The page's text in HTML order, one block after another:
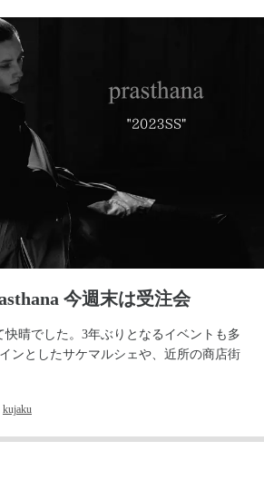
今週末は受注会
快晴でした。3年ぶりとなるイベントも多
ンとしたサケマルシェや、近所の商店街
kujaku